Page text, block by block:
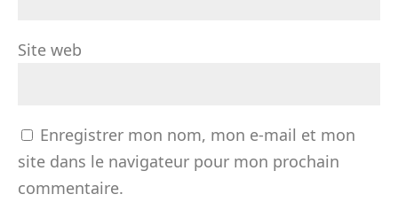
Site web
Enregistrer mon nom, mon e-mail et mon
site dans le navigateur pour mon prochain
commentaire.